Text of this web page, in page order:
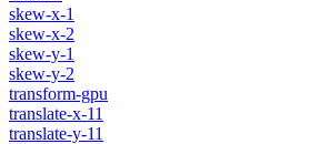
skew-x-1
skew-x-2
skew-y-1
skew-y-2
transform-gpu
translate-x-11
translate-y-11